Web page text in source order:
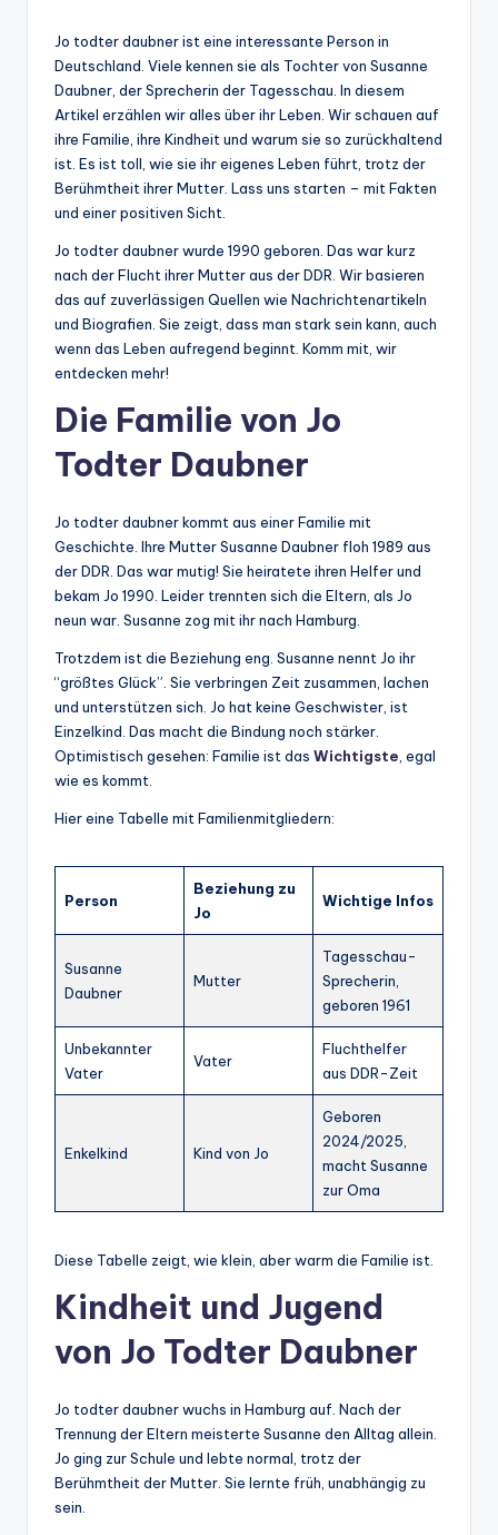
Jo todter daubner ist eine interessante Person in
Deutschland. Viele kennen sie als Tochter von Susanne
Daubner, der Sprecherin der Tagesschau. In diesem
Artikel erzählen wir alles über ihr Leben. Wir schauen auf
ihre Familie, ihre Kindheit und warum sie so zurückhaltend
ist. Es ist toll, wie sie ihr eigenes Leben führt, trotz der
Berühmtheit ihrer Mutter. Lass uns starten – mit Fakten
und einer positiven Sicht.
Jo todter daubner wurde 1990 geboren. Das war kurz
nach der Flucht ihrer Mutter aus der DDR. Wir basieren
das auf zuverlässigen Quellen wie Nachrichtenartikeln
und Biografien. Sie zeigt, dass man stark sein kann, auch
wenn das Leben aufregend beginnt. Komm mit, wir
entdecken mehr!
Die Familie von Jo
Todter Daubner
Jo todter daubner kommt aus einer Familie mit
Geschichte. Ihre Mutter Susanne Daubner floh 1989 aus
der DDR. Das war mutig! Sie heiratete ihren Helfer und
bekam Jo 1990. Leider trennten sich die Eltern, als Jo
neun war. Susanne zog mit ihr nach Hamburg.
Trotzdem ist die Beziehung eng. Susanne nennt Jo ihr
“größtes Glück”. Sie verbringen Zeit zusammen, lachen
und unterstützen sich. Jo hat keine Geschwister, ist
Einzelkind. Das macht die Bindung noch stärker.
Optimistisch gesehen: Familie ist das Wichtigste , egal
wie es kommt.
Hier eine Tabelle mit Familienmitgliedern:
Person
Beziehung zu
Jo
Wichtige Infos
Susanne
Daubner
Mutter
Tagesschau-
Sprecherin,
geboren 1961
Unbekannter
Vater
Vater
Fluchthelfer
aus DDR-Zeit
Enkelkind Kind von Jo
Geboren
2024/2025,
macht Susanne
zur Oma
Diese Tabelle zeigt, wie klein, aber warm die Familie ist.
Kindheit und Jugend
von Jo Todter Daubner
Jo todter daubner wuchs in Hamburg auf. Nach der
Trennung der Eltern meisterte Susanne den Alltag allein.
Jo ging zur Schule und lebte normal, trotz der
Berühmtheit der Mutter. Sie lernte früh, unabhängig zu
sein.